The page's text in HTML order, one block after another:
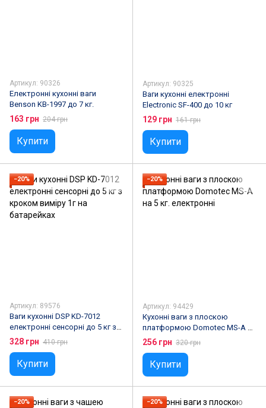
Артикул: 90326
Електронні кухонні ваги
Benson KB-1997 до 7 кг.
163 грн 204 грн
Купити
Артикул: 90325
Ваги кухонні електронні
Electronic SF-400 до 10 кг
129 грн 161 грн
Купити
−20%
Артикул: 89576
Ваги кухонні DSP KD-7012
електронні сенсорні до 5 кг з
кроком виміру 1г на
батарейках
328 грн 410 грн
Купити
−20%
Артикул: 94429
Кухонні ваги з плоскою
платформою Domotec MS-A на
5 кг. електронні
256 грн 320 грн
Купити
−20% −20%